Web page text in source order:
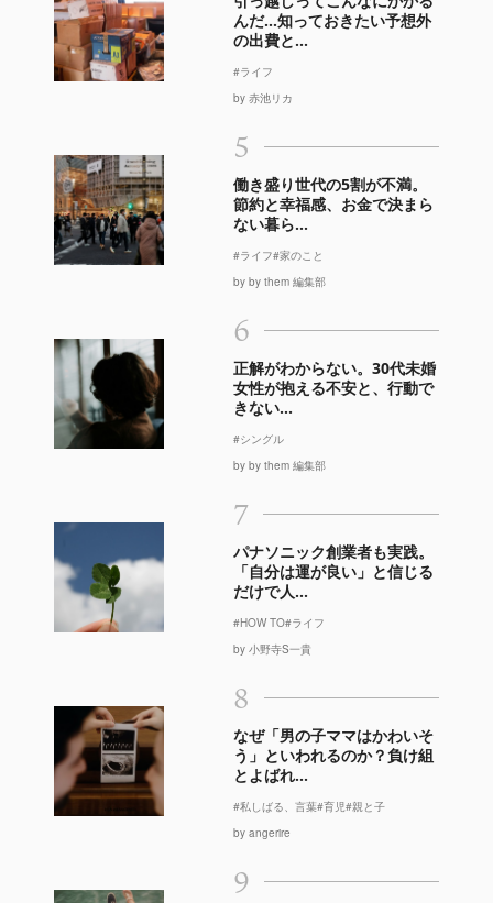
んだ…知っておきたい予想外
の出費と...
#ライフ
by 赤池リカ
5
働き盛り世代の5割が不満。
節約と幸福感、お金で決まら
ない暮ら...
#ライフ#家のこと
by by them 編集部
6
正解がわからない。30代未婚
女性が抱える不安と、行動で
きない...
#シングル
by by them 編集部
7
パナソニック創業者も実践。
「自分は運が良い」と信じる
だけで人...
#HOW TO#ライフ
by 小野寺S一貴
8
なぜ「男の子ママはかわいそ
う」といわれるのか？負け組
とよばれ...
#私しばる、言葉#育児#親と子
by angerire
9